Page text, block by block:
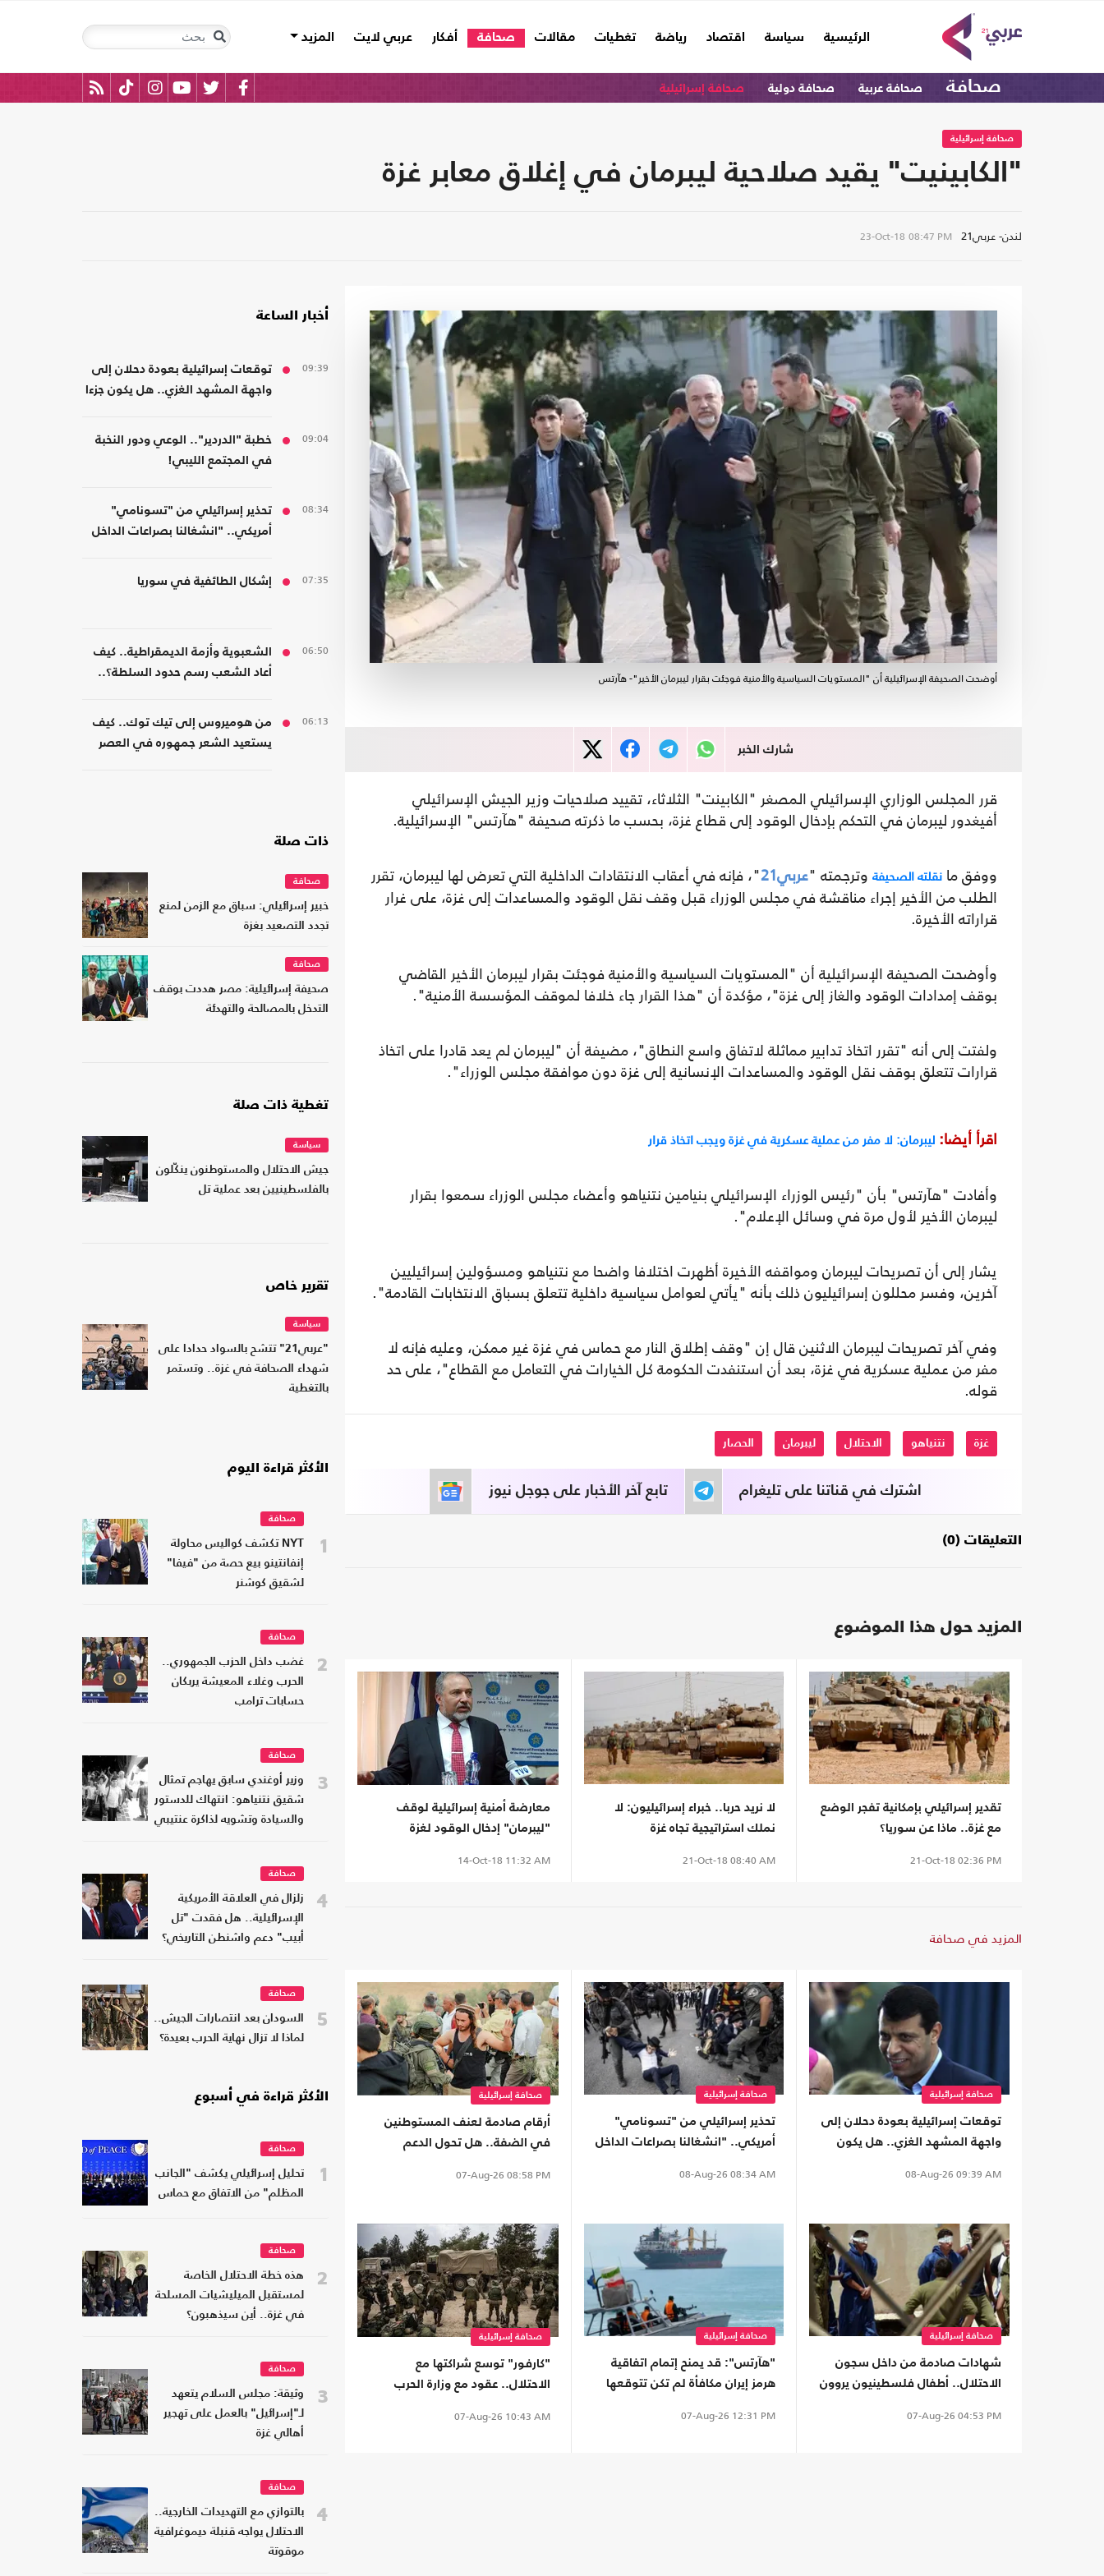
الرئيسية
(current) سياسة اقتصاد رياضة تغطيات مقالات صحافة أفكار عربي لايت المزيد
صحافة صحافة عربية صحافة دولية صحافة إسرائيلية
صحافة إسرائيلية
"الكابينيت" يقيد صلاحية ليبرمان في إغلاق معابر غزة
لندن- عربي21 23-Oct-18 08:47 PM
أوضحت الصحيفة الإسرائيلية أن "المستويات السياسية والأمنية فوجئت بقرار ليبرمان الأخير"- هآرتس
شارك الخبر
قرر المجلس الوزاري الإسرائيلي المصغر "الكابينت" الثلاثاء، تقييد صلاحيات وزير الجيش الإسرائيلي
أفيغدور ليبرمان في التحكم بإدخال الوقود إلى قطاع غزة، بحسب ما ذكرته صحيفة "هآرتس" الإسرائيلية.
ووفق ما نقلته الصحيفة وترجمته "عربي21
"، فإنه في أعقاب الانتقادات الداخلية التي تعرض لها ليبرمان، تقرر
الطلب من الأخير إجراء مناقشة في مجلس الوزراء قبل وقف نقل الوقود والمساعدات إلى غزة، على غرار
قراراته الأخيرة.
وأوضحت الصحيفة الإسرائيلية أن "المستويات السياسية والأمنية فوجئت بقرار ليبرمان الأخير القاضي
بوقف إمدادات الوقود والغاز إلى غزة"، مؤكدة أن "هذا القرار جاء خلافا لموقف المؤسسة الأمنية".
ولفتت إلى أنه "تقرر اتخاذ تدابير مماثلة لاتفاق واسع النطاق"، مضيفة أن "ليبرمان لم يعد قادرا على اتخاذ
قرارات تتعلق بوقف نقل الوقود والمساعدات الإنسانية إلى غزة دون موافقة مجلس الوزراء".
اقرأ أيضا: ليبرمان: لا مفر من عملية عسكرية في غزة ويجب اتخاذ قرار
وأفادت "هآرتس" بأن "رئيس الوزراء الإسرائيلي بنيامين نتنياهو وأعضاء مجلس الوزراء سمعوا بقرار
ليبرمان الأخير لأول مرة في وسائل الإعلام".
يشار إلى أن تصريحات ليبرمان ومواقفه الأخيرة أظهرت اختلافا واضحا مع نتنياهو ومسؤولين إسرائيليين
آخرين، وفسر محللون إسرائيليون ذلك بأنه "يأتي لعوامل سياسية داخلية تتعلق بسباق الانتخابات القادمة".
وفي آخر تصريحات ليبرمان الاثنين قال إن "وقف إطلاق النار مع حماس في غزة غير ممكن، وعليه فإنه لا
مفر من عملية عسكرية في غزة، بعد أن استنفدت الحكومة كل الخيارات في التعامل مع القطاع"، على حد
قوله.
غزة نتنياهو الاحتلال ليبرمان الحصار
تابع آخر الأخبار على جوجل نيوز اشترك في قناتنا على تليغرام
التعليقات (0)
المزيد حول هذا الموضوع
تقدير إسرائيلي بإمكانية تفجر الوضع
مع غزة.. ماذا عن سوريا؟
21-Oct-18 02:36 PM
لا نريد حربا.. خبراء إسرائيليون: لا
نملك استراتيجية تجاه غزة
21-Oct-18 08:40 AM
معارضة أمنية إسرائيلية لوقف
"ليبرمان" إدخال الوقود لغزة
14-Oct-18 11:32 AM
المزيد في صحافة
صحافة إسرائيلية
توقعات إسرائيلية بعودة دحلان إلى
واجهة المشهد الغزي.. هل يكون
08-Aug-26 09:39 AM
صحافة إسرائيلية
تحذير إسرائيلي من "تسونامي"
أمريكي.. "انشغالنا بصراعات الداخل
08-Aug-26 08:34 AM
صحافة إسرائيلية
أرقام صادمة لعنف المستوطنين
في الضفة.. هل تحول الدعم
07-Aug-26 08:58 PM
صحافة إسرائيلية
شهادات صادمة من داخل سجون
الاحتلال.. أطفال فلسطينيون يروون
07-Aug-26 04:53 PM
صحافة إسرائيلية
"هآرتس": قد يمنح إتمام اتفاقية
هرمز إيران مكافأة لم تكن تتوقعها
07-Aug-26 12:31 PM
صحافة إسرائيلية
"كارفور" توسع شراكتها مع
الاحتلال.. عقود مع وزارة الحرب
07-Aug-26 10:43 AM
أخبار الساعة
09:39
توقعات إسرائيلية بعودة دحلان إلى
واجهة المشهد الغزي.. هل يكون جزءا
09:04
خطبة "الدردير".. الوعي ودور النخبة
في المجتمع الليبي!
08:34
تحذير إسرائيلي من "تسونامي"
أمريكي.. "انشغالنا بصراعات الداخل
07:35 إشكال الطائفية في سوريا
06:50
الشعبوية وأزمة الديمقراطية.. كيف
أعاد الشعب رسم حدود السلطة؟..
06:13
من هوميروس إلى تيك توك.. كيف
يستعيد الشعر جمهوره في العصر
ذات صلة
صحافة
خبير إسرائيلي: سباق مع الزمن لمنع
تجدد التصعيد بغزة
صحافة
صحيفة إسرائيلية: مصر هددت بوقف
التدخل بالمصالحة والتهدئة
تغطية ذات صلة
سياسة
جيش الاحتلال والمستوطنون ينكّلون
بالفلسطينيين بعد عملية تل
تقرير خاص
سياسة
"عربي21" تتشح بالسواد حدادا على
شهداء الصحافة في غزة.. وتستمر
بالتغطية
الأكثر قراءة اليوم
1
صحافة
NYT تكشف كواليس محاولة
إنفانتينو بيع حصة من "فيفا"
لشقيق كوشنر
2
صحافة
غضب داخل الحزب الجمهوري..
الحرب وغلاء المعيشة يربكان
حسابات ترامب
3
صحافة
وزير أوغندي سابق يهاجم تمثال
شقيق نتنياهو: انتهاك للدستور
والسيادة وتشويه لذاكرة عنتيبي
4
صحافة
زلزال في العلاقة الأمريكية
الإسرائيلية.. هل فقدت "تل
أبيب" دعم واشنطن التاريخي؟
5
صحافة
السودان بعد انتصارات الجيش..
لماذا لا تزال نهاية الحرب بعيدة؟
الأكثر قراءة في أسبوع
1
صحافة
تحليل إسرائيلي يكشف "الجانب
المظلم" من الاتفاق مع حماس
2
صحافة
هذه خطة الاحتلال الخاصة
لمستقبل الميليشيات المسلحة
في غزة.. أين سيذهبون؟
3
صحافة
وثيقة: مجلس السلام يتعهد
لـ"إسرائيل" بالعمل على تهجير
أهالي غزة
4
صحافة
بالتوازي مع التهديدات الخارجية..
الاحتلال يواجه قنبلة ديموغرافية
موقوتة